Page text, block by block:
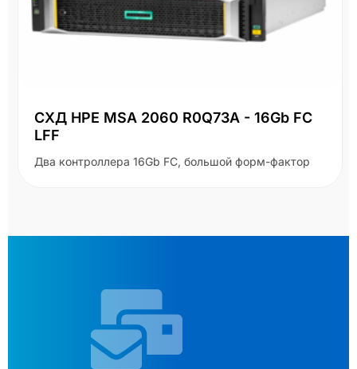
СХД HPE MSA 2060 R0Q73A - 16Gb FC
LFF
Два контроллера 16Gb FC, большой форм-фактор